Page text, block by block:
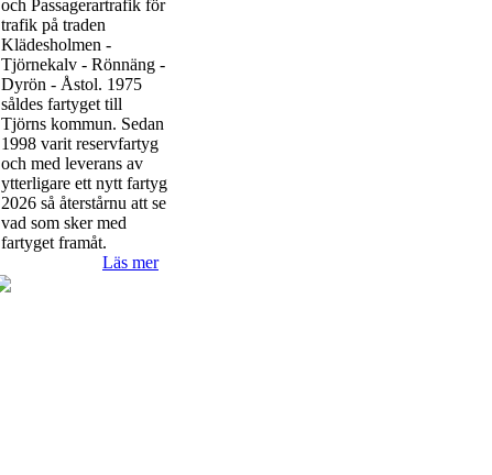
och Passagerartrafik för
trafik på traden
Klädesholmen -
Tjörnekalv - Rönnäng -
Dyrön - Åstol. 1975
såldes fartyget till
Tjörns kommun. Sedan
1998 varit reservfartyg
och med leverans av
ytterligare ett nytt fartyg
2026 så återstårnu att se
vad som sker med
fartyget framåt.
Läs mer